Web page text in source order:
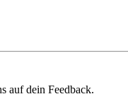
auf dein Feedback.